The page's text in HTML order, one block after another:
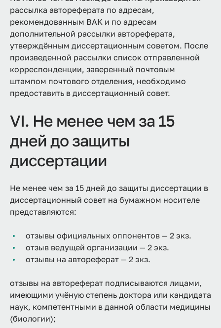
рассылка автореферата по адресам,
рекомендованным ВАК и по адресам
дополнительной рассылки автореферата,
утверждённым диссертационным советом. После
произведенной рассылки список отправленной
корреспонденции, заверенный почтовым
штампом почтового отделения, необходимо
предоставить в диссертационный совет.
VI. Не менее чем за 15
дней до защиты
диссертации
Не менее чем за 15 дней до защиты диссертации в
диссертационный совет на бумажном носителе
представляются:
отзывы официальных оппонентов — 2 экз.
отзыв ведущей организации — 2 экз.
отзывы на автореферат — 2 экз.
отзывы на автореферат подписываются лицами,
имеющими учёную степень доктора или кандидата
наук, компетентными в данной области медицины
(биологии);